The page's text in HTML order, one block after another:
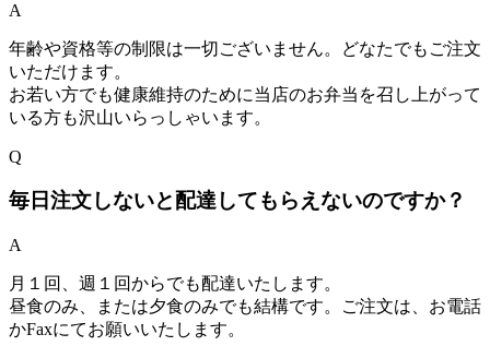
A
年齢や資格等の制限は一切ございません。どなたでもご注文
いただけます。
お若い方でも健康維持のために当店のお弁当を召し上がって
いる方も沢山いらっしゃいます。
Q
毎日注文しないと配達してもらえないのですか？
A
月１回、週１回からでも配達いたします。
昼食のみ、または夕食のみでも結構です。ご注文は、お電話
かFaxにてお願いいたします。